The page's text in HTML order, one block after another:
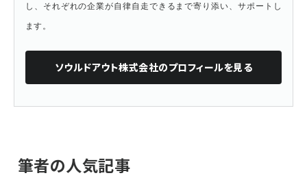
し、それぞれの企業が自律自走できるまで寄り添い、サポートし
ます。
ソウルドアウト株式会社のプロフィールを見る
筆者の人気記事